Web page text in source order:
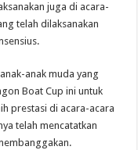
juga di acara-
telah dilaksanakan
anak muda yang
Boat Cup ini untuk
prestasi di acara-acara
telah mencatatkan